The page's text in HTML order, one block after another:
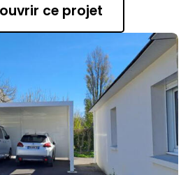
ce projet